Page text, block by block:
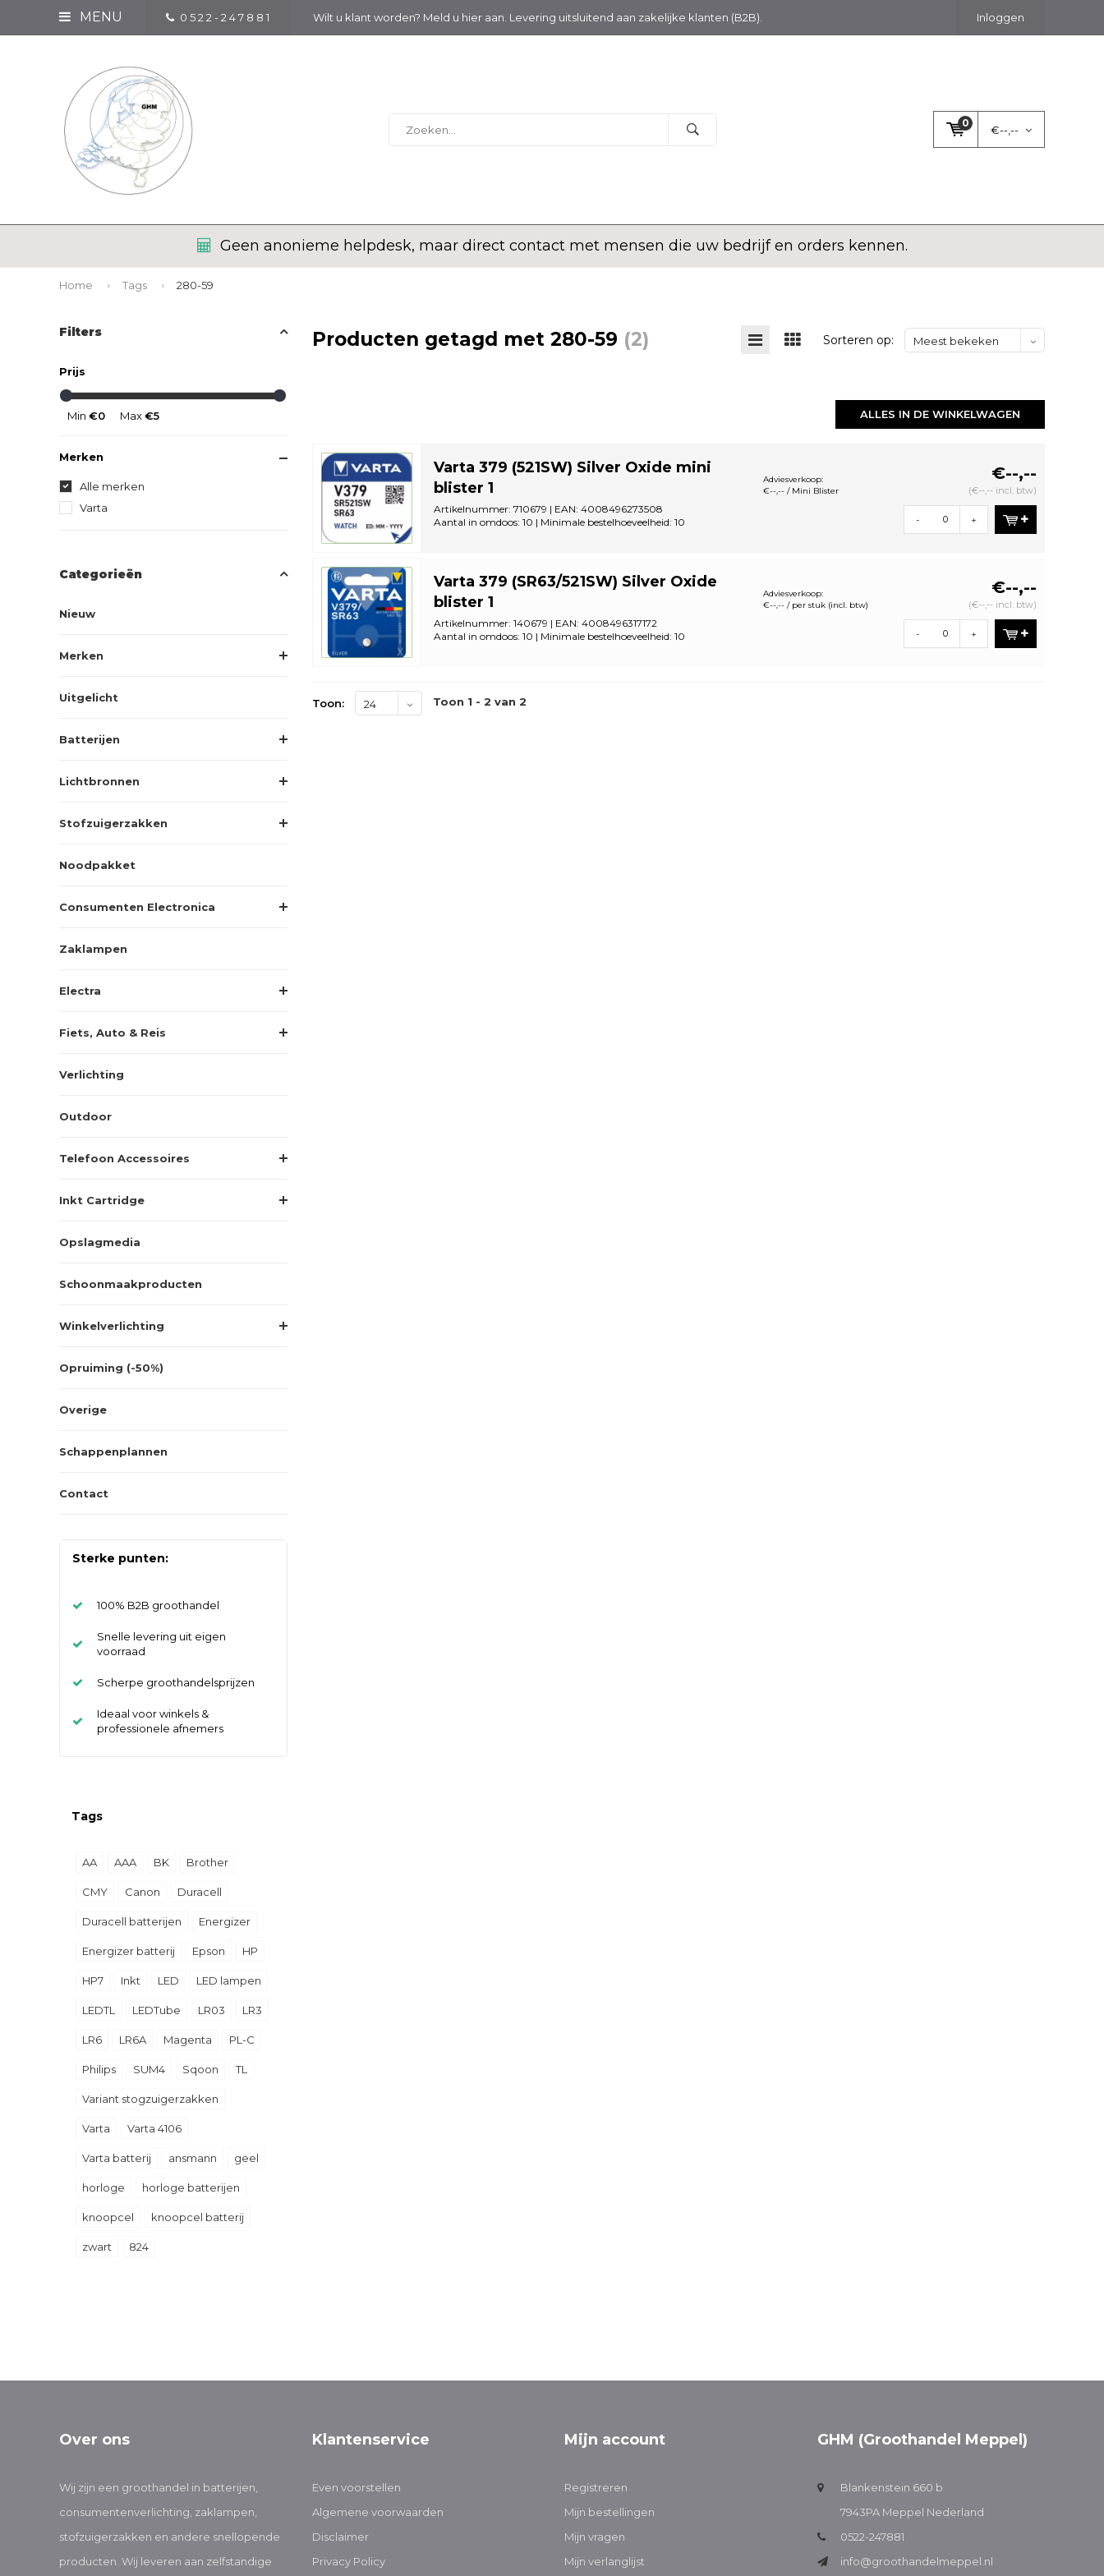
MENU 0 5 2 2 - 2 4 7 8 8 1 Wilt u klant worden? Meld u hier aan. Levering uitsluitend aan zakelijke klanten (B2B). Inloggen
0
€--,--
Geen anonieme helpdesk, maar direct contact met mensen die uw bedrijf en orders kennen.
Home Tags 280-59
Filters
Prijs
Min €0 Max€5
Merken
Alle merken
Varta
Categorieën
Nieuw
Merken
Uitgelicht
Batterijen
Lichtbronnen
Stofzuigerzakken
Noodpakket
Consumenten Electronica
Zaklampen
Electra
Fiets, Auto & Reis
Verlichting
Outdoor
Telefoon Accessoires
Inkt Cartridge
Opslagmedia
Schoonmaakproducten
Winkelverlichting
Opruiming (-50%)
Overige
Schappenplannen
Contact
Sterke punten:
100% B2B groothandel
Snelle levering uit eigen
voorraad
Scherpe groothandelsprijzen
Ideaal voor winkels &
professionele afnemers
Tags
AA AAA BK Brother
CMY Canon Duracell
Duracell batterijen Energizer
Energizer batterij Epson HP
HP7 Inkt LED LED lampen
LEDTL LEDTube LR03 LR3
LR6 LR6A Magenta PL-C
Philips SUM4 Sqoon TL
Variant stogzuigerzakken
Varta Varta 4106
Varta batterij ansmann geel
horloge horloge batterijen
knoopcel knoopcel batterij
zwart 824
Producten getagd met 280-59 (2) Sorteren op: Meest bekeken
ALLES IN DE WINKELWAGEN
Varta 379 (521SW) Silver Oxide mini
blister 1
Artikelnummer: 710679 | EAN: 4008496273508
Aantal in omdoos: 10 | Minimale bestelhoeveelheid: 10
€--,--
Adviesverkoop:
€--,-- / Mini Blister
(€--,-- incl. btw)
- +
Varta 379 (SR63/521SW) Silver Oxide
blister 1
Artikelnummer: 140679 | EAN: 4008496317172
Aantal in omdoos: 10 | Minimale bestelhoeveelheid: 10
€--,--
Adviesverkoop:
€--,-- / per stuk (incl. btw)
(€--,-- incl. btw)
- +
Toon: 24 Toon 1 - 2 van 2
Over ons
Wij zijn een groothandel in batterijen,
consumentenverlichting, zaklampen,
stofzuigerzakken en andere snellopende
producten. Wij leveren aan zelfstandige
Klantenservice
Even voorstellen
Algemene voorwaarden
Disclaimer
Privacy Policy
Mijn account
Registreren
Mijn bestellingen
Mijn vragen
Mijn verlanglijst
GHM (Groothandel Meppel)
Blankenstein 660 b
7943PA Meppel Nederland
0522-247881
info@groothandelmeppel.nl